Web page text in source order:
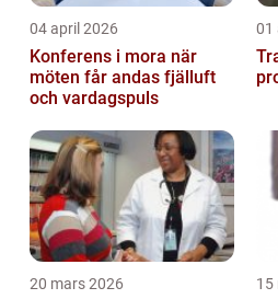
04 april 2026
Konferens i mora när
möten får andas fjälluft
och vardagspuls
01
20 mars 2026 15